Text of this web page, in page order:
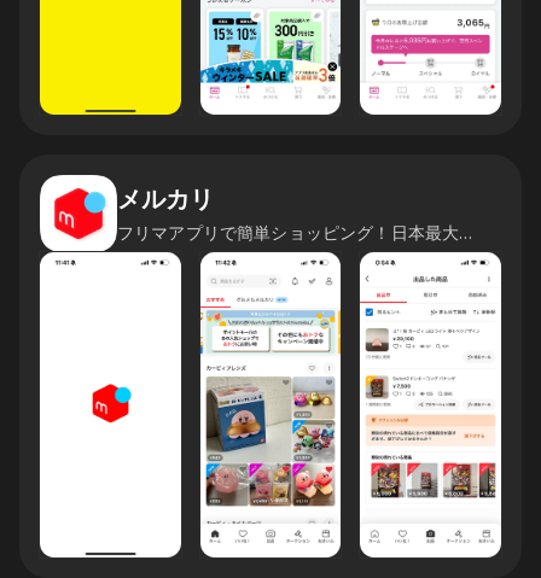
メルカリ
フリマアプリで簡単ショッピング！日本最大のフリマを楽しもう！